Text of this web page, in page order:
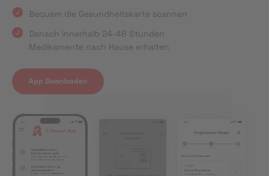
Bequem die Gesundheitskarte scannen
Danach innerhalb 24-48 Stunden
Medikamente nach Hause erhalten
App Downloaden